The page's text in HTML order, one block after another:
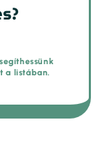
a listában.